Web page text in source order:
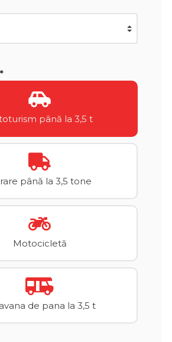
până la 3,5 t
până la 3,5 tone
Motocicletă
de pana la 3,5 t